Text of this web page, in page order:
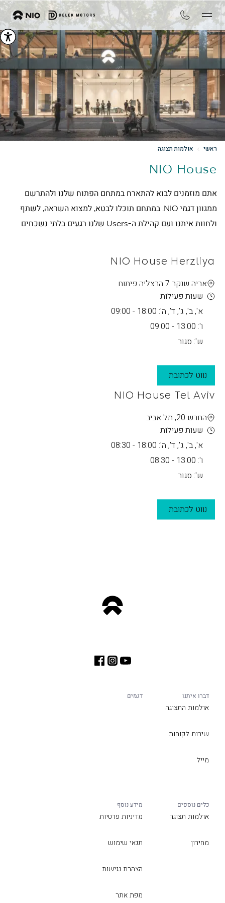
ראשי אולמות תצוגה
NIO House
אתם מוזמנים לבוא להתארח במתחם הפתוח שלנו ולהתרשם
ממגוון דגמי NIO. במתחם תוכלו לבטא, למצוא השראה, לשתף
ולחוות איתנו ועם קהילת ה-Users שלנו רגעים בלתי נשכחים
NIO House Herzliya
אריה שנקר 7 הרצליה פיתוח
שעות פעילות
א', ב', ג', ד', ה': 18:00 - 09:00
ו': 13:00 - 09:00
ש': סגור
נווט לכתובת
NIO House Tel Aviv
החרש 20, תל אביב
שעות פעילות
א', ב', ג', ד', ה': 18:00 - 08:30
ו': 13:00 - 08:30
ש': סגור
נווט לכתובת
דברו איתנו
אולמות התצוגה
שירות לקוחות
מייל
דגמים
כלים נוספים
אולמות תצוגה
מחירון
מידע נוסף
מדיניות פרטיות
תנאי שימוש
הצהרת נגישות
מפת אתר